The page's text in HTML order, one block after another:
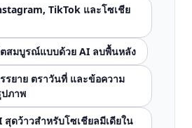
TikTok และโซเชีย
สมบูรณ์แบบด้วย AI ลบพื้นหลัง
รยาย ตราวันที่ และข้อความ
ภาพ
สุดว้าวสำหรับโซเชียลมีเดียใน